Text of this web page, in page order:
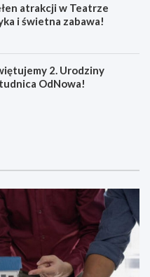
atrakcji w Teatrze
i świetna zabawa!
2. Urodziny
OdNowa!